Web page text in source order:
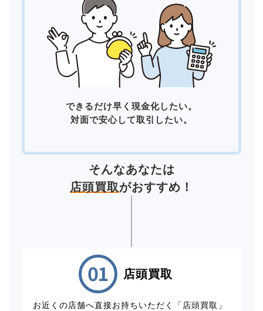
できるだけ早く現金化したい。
対面で安心して取引したい。
そんなあなたは
店頭買取がおすすめ！
店頭買取
お近くの店舗へ直接お持ちいただく「店頭買取」